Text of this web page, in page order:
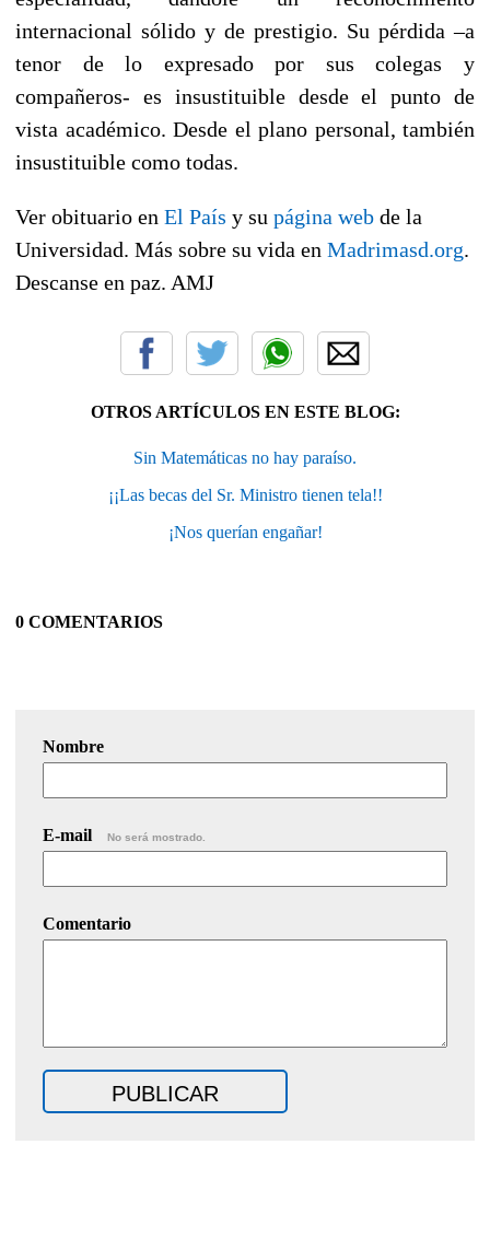
internacional sólido y de prestigio. Su pérdida –a
tenor de lo expresado por sus colegas y
compañeros- es insustituible desde el punto de
vista académico. Desde el plano personal, también
insustituible como todas.
Ver obituario en El País y su página web de la
Universidad. Más sobre su vida en Madrimasd.org.
Descanse en paz. AMJ
OTROS ARTÍCULOS EN ESTE BLOG:
Sin Matemáticas no hay paraíso.
¡¡Las becas del Sr. Ministro tienen tela!!
¡Nos querían engañar!
0 COMENTARIOS
Nombre
E-mail No será mostrado.
Comentario